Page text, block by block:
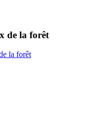
de la forêt
la forêt